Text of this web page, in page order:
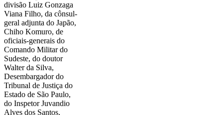
divisão Luiz Gonzaga
Viana Filho, da cônsul-
geral adjunta do Japão,
Chiho Komuro, de
oficiais-generais do
Comando Militar do
Sudeste, do doutor
Walter da Silva,
Desembargador do
Tribunal de Justiça do
Estado de São Paulo,
do Inspetor Juvandio
Alves dos Santos,